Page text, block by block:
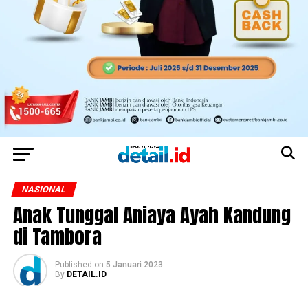
NASIONAL
Anak Tunggal Aniaya Ayah Kandung
di Tambora
Published on 5 Januari 2023
By DETAIL.ID